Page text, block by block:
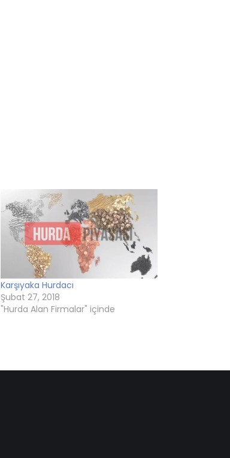
Karşıyaka Hurdacı
Şubat 27, 2018
"Hurda Alan Firmalar" içinde